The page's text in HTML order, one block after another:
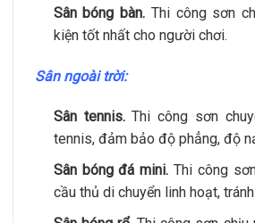
Sân bóng bàn. Thi công sơn
kiện tốt nhất cho người chơi.
Sân ngoài trời:
Sân tennis.Thi công sơn
tennis, đảm bảo độ phẳng, độ
Sân bóng đá mini.Thi công
cầu thủ di chuyển linh hoạt,